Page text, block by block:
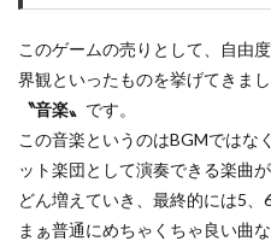
このゲームの売りとして、自由
界観といったものを挙げてきま
〝音楽〟 です。
この音楽というのはBGMではな
ット楽団として演奏できる楽曲
どん増えていき、最終的には5、
まぁ普通にめちゃくちゃ良い曲な